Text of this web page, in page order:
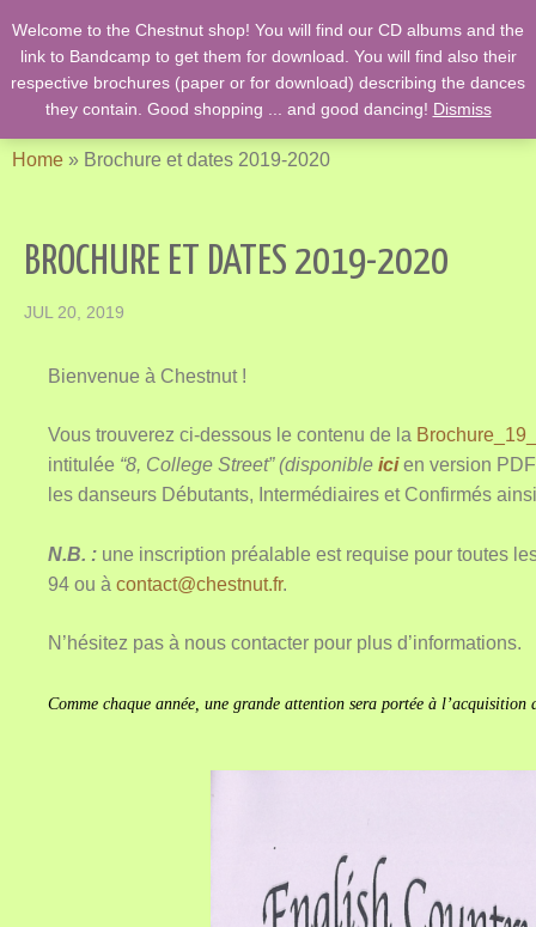
English Country Dancing & Danses anciennes de l'époque des
Stuarts …. et des romans de Jane Austen !
Home » Brochure et dates 2019-2020
BROCHURE ET DATES 2019-2020
JUL 20, 2019
Bienvenue à Chestnut !
Vous trouverez ci-dessous le contenu de la
intitulée “8, College Street” (disponible ici en version
les danseurs Débutants, Intermédiaires et Confirmés
N.B. : une inscription préalable est requise pour toutes
94 ou à contact@chestnut.fr.
N’hésitez pas à nous contacter pour plus d’informations.
Comme chaque année, une grande attention sera portée à
Welcome to the Chestnut shop! You will find our CD albums and the
link to Bandcamp to get them for download. You will find also their
respective brochures (paper or for download) describing the dances
they contain. Good shopping ... and good dancing! Dismiss